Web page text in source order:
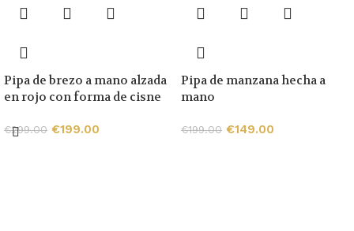
Pipa de brezo a mano alzada
en rojo con forma de cisne
€299.00 €199.00
Pipa de manzana hecha a
mano
€199.00 €149.00